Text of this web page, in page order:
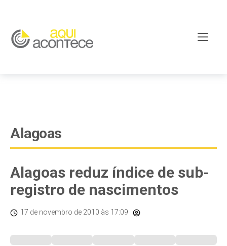
googleb82de9a22cec23e8.html
Alagoas
Alagoas reduz índice de sub-
registro de nascimentos
17 de novembro de 2010 às 17:09